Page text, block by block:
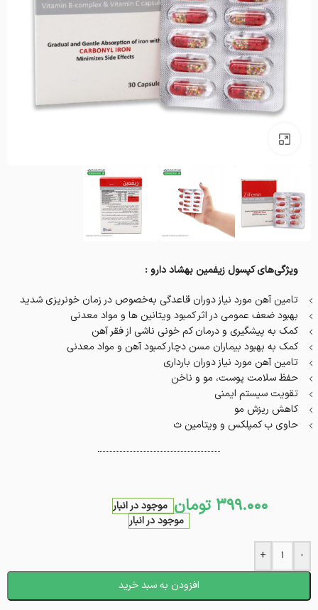
ویژگی‌های کپسول زیفمین بهشاد دارو :
تامین آهن مورد نیاز دوران قاعدگی به‌خصوص در زمان خونریزی شدید
بهبود ضعف عمومی در اثر کمبود ویتانین ها و مواد معدنی
کمک به پیشگیری و درمان کم خونی ناشی از فقر آهن
کمک به بهبود بیماران مسن دچار کمبود آهن و مواد معدنی
تامین آهن مورد نیاز دوران بارداری
حفظ سلامت پوست، مو و ناخن
تقویت سیستم ایمنی
کاهش ریزش مو
حاوی ب کمپلکس و ویتامین ث
399.000 تومان موجود در انبار
موجود در انبار
-
+
افزودن به سبد خرید